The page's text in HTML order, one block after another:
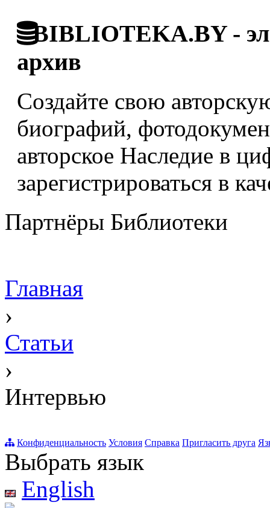
BIBLIOTEKA.BY -
архив
Создайте свою
биографий,
авторское Наследие в
зарегистрироваться в
Партнёры Библиотеки
Главная
›
Статьи
›
Интервью
Конфиденциальность Условия Справка Пригласить друга
Выбрать язык
English